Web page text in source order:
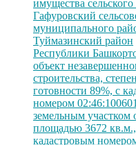
имущества
Гафуровский
муниципального
Туймазинский район
Республики
объект
строительства,
готовности 89%, с
номером
земельным участком
площадью 3672
кадастровым